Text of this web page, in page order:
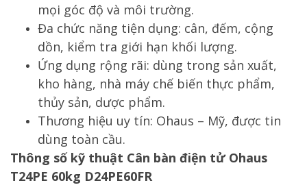
mọi góc độ và môi trường.
Đa chức năng tiện dụng: cân, đếm, cộng
dồn, kiểm tra giới hạn khối lượng.
Ứng dụng rộng rãi: dùng trong sản xuất,
kho hàng, nhà máy chế biến thực phẩm,
thủy sản, dược phẩm.
Thương hiệu uy tín: Ohaus – Mỹ, được tin
dùng toàn cầu.
Thông số kỹ thuật Cân bàn điện tử Ohaus
T24PE 60kg D24PE60FR